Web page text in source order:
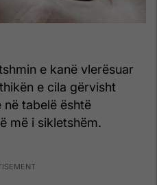
e kanë vlerësuar
e cila gërvisht
në tabelë është
më i sikletshëm.